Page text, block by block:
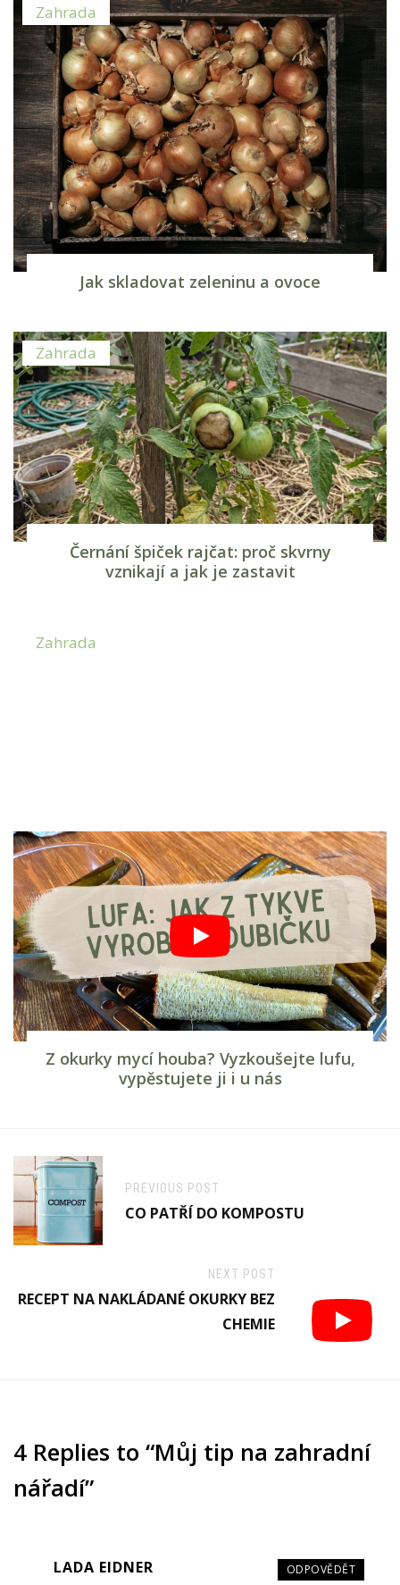
Zahrada
Jak skladovat zeleninu a ovoce
Zahrada
Černání špiček rajčat: proč skvrny
vznikají a jak je zastavit
Zahrada
Z okurky mycí houba? Vyzkoušejte lufu,
vypěstujete ji i u nás
PREVIOUS POST
CO PATŘÍ DO KOMPOSTU
NEXT POST
RECEPT NA NAKLÁDANÉ OKURKY BEZ
CHEMIE
4 Replies to “Můj tip na zahradní
nářadí”
ODPOVĚDĚT
LADA EIDNER